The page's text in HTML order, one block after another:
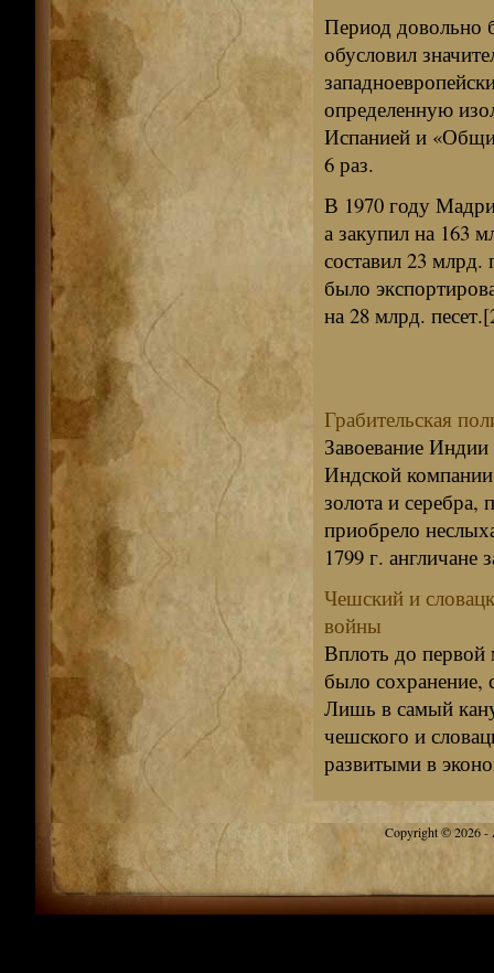
Период довольно
обусловил
определенную
Испанией и
6 раз.
В 1970 году
а закупил на 163
составил 23
было
на 28 млрд.
Грабительская
Завоевание
Индской
золота и серебра,
приобрело
1799 г. англичане
Чешский и
войны
Вплоть до первой
было
Лишь в самый
чешского и
развитыми в
Copyright © 2026 -